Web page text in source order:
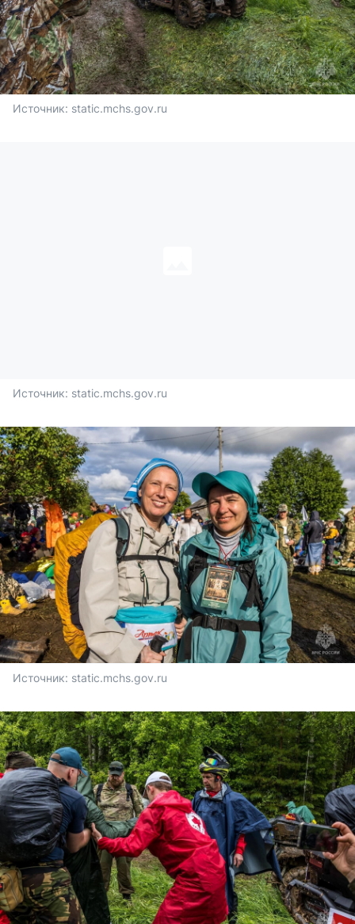
Источник: static.mchs.gov.ru
Источник: static.mchs.gov.ru
Источник: static.mchs.gov.ru